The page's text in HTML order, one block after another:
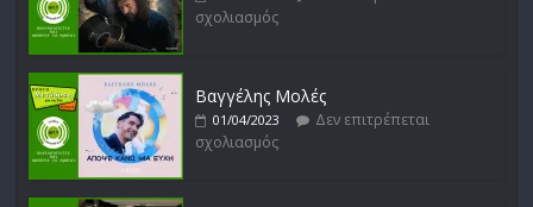
σχολιασμός
Βαγγέλης Μολές
01/04/2023
Δεν επιτρέπεται
σχολιασμός